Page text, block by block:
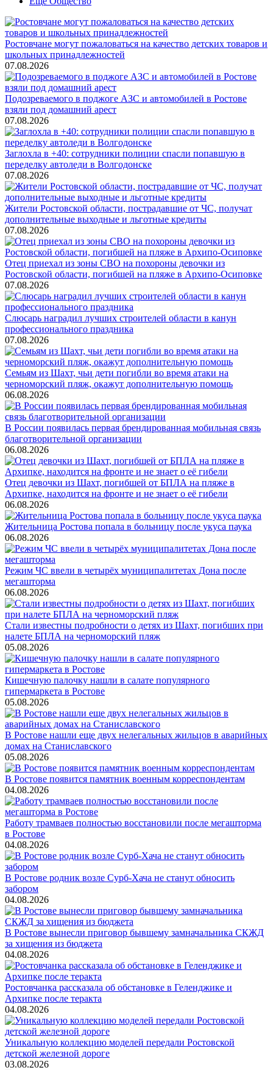
Ростовчане могут пожаловаться на качество детских товаров и
школьных принадлежностей
07.08.2026
Подозреваемого в поджоге АЗС и автомобилей в Ростове
взяли под домашний арест
07.08.2026
Заглохла в +40: сотрудники полиции спасли попавшую в
переделку автоледи в Волгодонске
07.08.2026
Жители Ростовской области, пострадавшие от ЧС, получат
дополнительные выходные и льготные кредиты
07.08.2026
Отец приехал из зоны СВО на похороны девочки из
Ростовской области, погибшей на пляже в Архипо-Осиповке
07.08.2026
Слюсарь наградил лучших строителей области в канун
профессионального праздника
07.08.2026
Семьям из Шахт, чьи дети погибли во время атаки на
черноморский пляж, окажут дополнительную помощь
06.08.2026
В России появилась первая брендированная мобильная связь
благотворительной организации
06.08.2026
Отец девочки из Шахт, погибшей от БПЛА на пляже в
Архипке, находится на фронте и не знает о её гибели
06.08.2026
Жительница Ростова попала в больницу после укуса паука
06.08.2026
Режим ЧС ввели в четырёх муниципалитетах Дона после
мегашторма
06.08.2026
Стали известны подробности о детях из Шахт, погибших при
налете БПЛА на черноморский пляж
05.08.2026
Кишечную палочку нашли в салате популярного
гипермаркета в Ростове
05.08.2026
В Ростове нашли еще двух нелегальных жильцов в аварийных
домах на Станиславского
05.08.2026
В Ростове появится памятник военным корреспондентам
04.08.2026
Работу трамваев полностью восстановили после мегашторма
в Ростове
04.08.2026
В Ростове родник возле Сурб-Хача не станут обносить
забором
04.08.2026
В Ростове вынесли приговор бывшему замначальника СКЖД
за хищения из бюджета
04.08.2026
Ростовчанка рассказала об обстановке в Геленджике и
Архипке после теракта
04.08.2026
Уникальную коллекцию моделей передали Ростовской
детской железной дороге
03.08.2026